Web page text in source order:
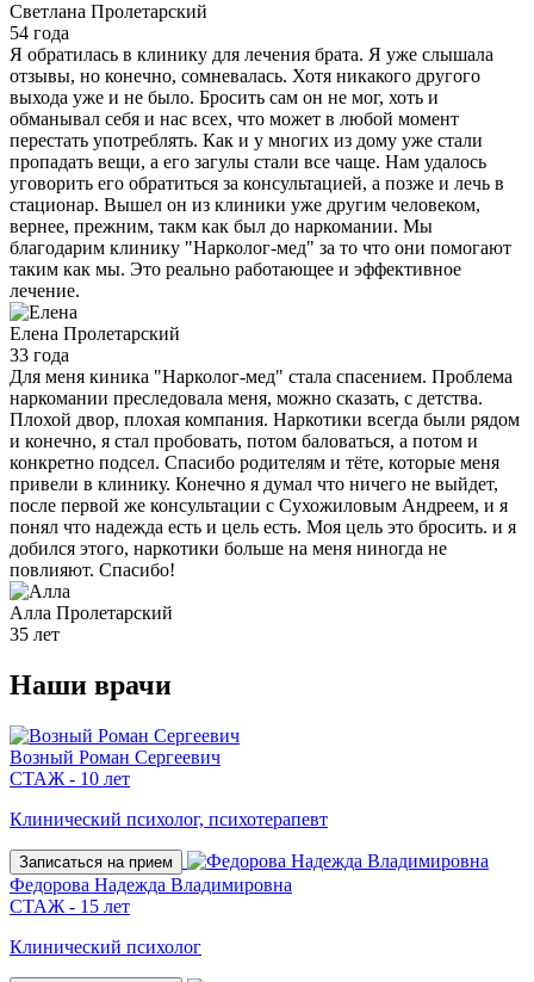
Светлана Пролетарский
54 года
Я обратилась в клинику для лечения брата. Я уже слышала
отзывы, но конечно, сомневалась. Хотя никакого другого
выхода уже и не было. Бросить сам он не мог, хоть и
обманывал себя и нас всех, что может в любой момент
перестать употреблять. Как и у многих из дому уже стали
пропадать вещи, а его загулы стали все чаще. Нам удалось
уговорить его обратиться за консультацией, а позже и лечь в
стационар. Вышел он из клиники уже другим человеком,
вернее, прежним, такм как был до наркомании. Мы
благодарим клинику "Нарколог-мед" за то что они помогают
таким как мы. Это реально работающее и эффективное
лечение.
Елена Пролетарский
33 года
Для меня киника "Нарколог-мед" стала спасением. Проблема
наркомании преследовала меня, можно сказать, с детства.
Плохой двор, плохая компания. Наркотики всегда были рядом
и конечно, я стал пробовать, потом баловаться, а потом и
конкретно подсел. Спасибо родителям и тёте, которые меня
привели в клинику. Конечно я думал что ничего не выйдет,
после первой же консультации с Сухожиловым Андреем, и я
понял что надежда есть и цель есть. Моя цель это бросить. и я
добился этого, наркотики больше на меня ниногда не
повлияют. Спасибо!
Алла Пролетарский
35 лет
Наши врачи
Возный Роман Сергеевич
СТАЖ - 10 лет
Клинический психолог, психотерапевт
Записаться на прием
Федорова Надежда Владимировна
СТАЖ - 15 лет
Клинический психолог